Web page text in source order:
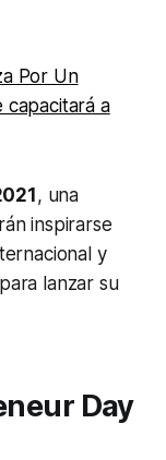
Por Un
capacitará a
, una
inspirarse
y
lanzar su
Day